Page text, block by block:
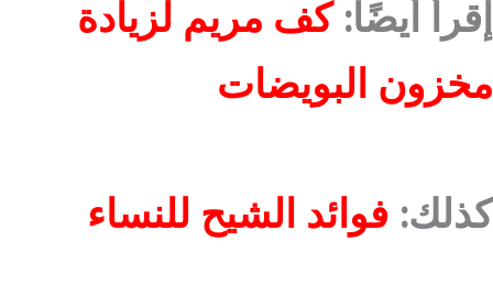
إقرأ أيضًا: كف مريم لزيادة
مخزون البويضات
كذلك: فوائد الشيح للنساء